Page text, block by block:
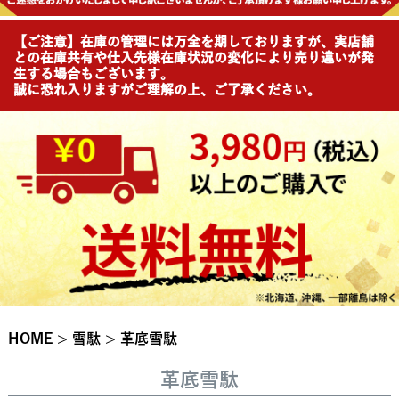
【ご注意】在庫の管理には万全を期しておりますが、実店舗
との在庫共有や仕入先様在庫状況の変化により売り違いが発
生する場合もございます。
誠に恐れ入りますがご理解の上、ご了承ください。
HOME 雪駄 革底雪駄
革底雪駄